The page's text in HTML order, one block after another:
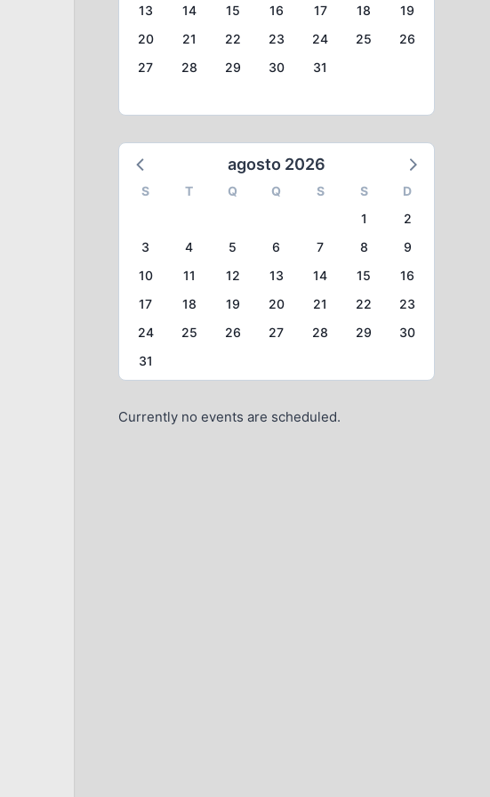
13
14 15 16 17 18
19
20
21 22 23 24 25
26
27
28 29 30 31
agosto 2026
S T Q Q S S
D
1
2
3
4 5 6 7 8
9
10
11 12 13 14 15
16
17
18 19 20 21 22
23
24
25 26 27 28 29
30
31
Currently no events are scheduled.